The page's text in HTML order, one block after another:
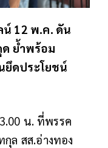
น์ 12 พ.ค. ดัน
ด ย้ำพร้อม
ยึดประโยชน์
น. ที่พรรค
ล สส.อ่างทอง